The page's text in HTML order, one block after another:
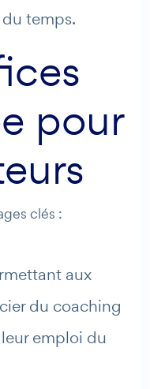
temps.
pour
clés :
aux
du coaching
emploi du